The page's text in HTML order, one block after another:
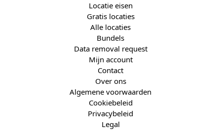
Locatie eisen
Gratis locaties
Alle locaties
Bundels
Data removal request
Mijn account
Contact
Over ons
Algemene voorwaarden
Cookiebeleid
Privacybeleid
Legal